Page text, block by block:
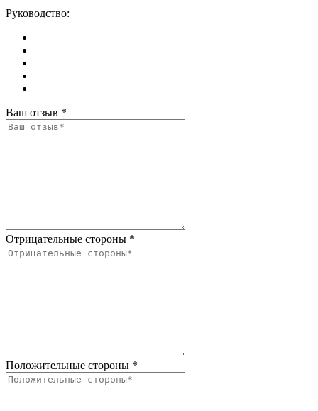
Руководство:
Ваш отзыв *
Отрицательные стороны *
Положительные стороны *